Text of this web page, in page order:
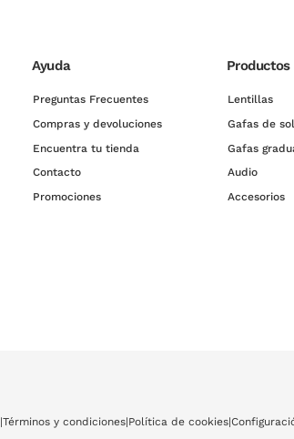
Ayuda
Preguntas Frecuentes
Compras y devoluciones
Encuentra tu tienda
Contacto
Promociones
Productos
Lentillas
Gafas de sol
Gafas
Audio
Accesorios
|Términos y condiciones|Política de cookies|